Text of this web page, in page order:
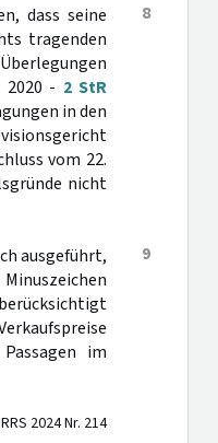
8
dass seine
tragenden
2020 - 2 StR
in den
vom 22.
nicht
9
ausgeführt,
im
2024 Nr. 214